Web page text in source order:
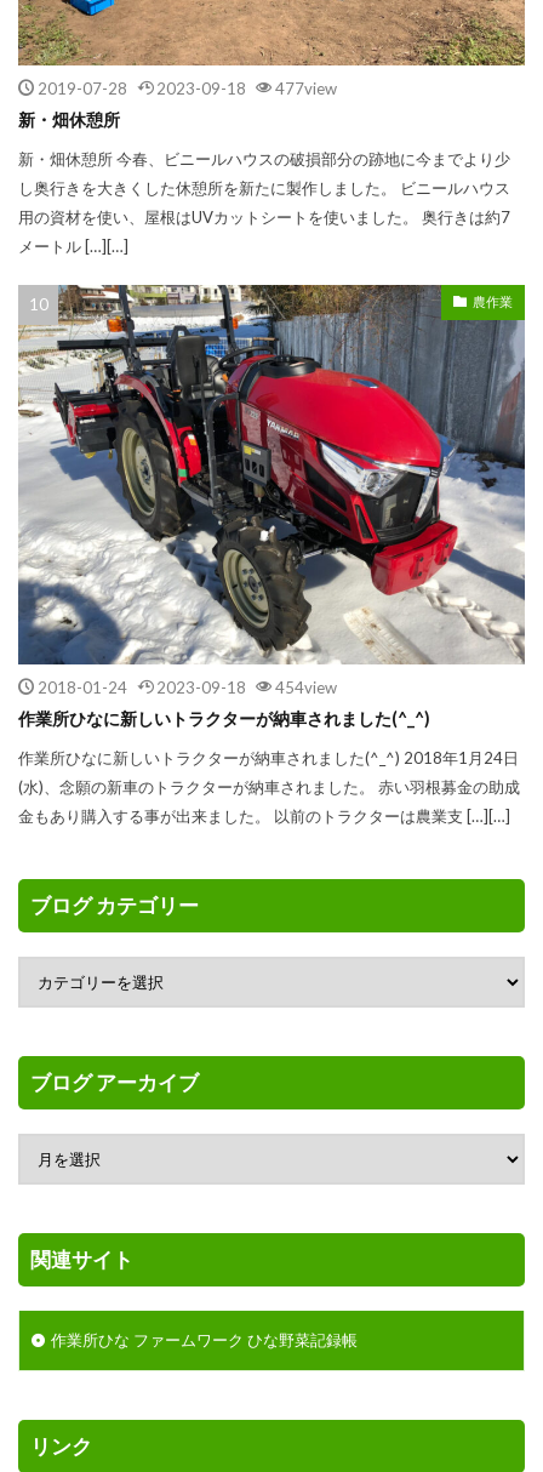
2019-07-28 2023-09-18 477view
新・畑休憩所
新・畑休憩所 今春、ビニールハウスの破損部分の跡地に今までより少
し奥行きを大きくした休憩所を新たに製作しました。 ビニールハウス
用の資材を使い、屋根はUVカットシートを使いました。 奥行きは約7
メートル […][…]
農作業
2018-01-24 2023-09-18 454view
作業所ひなに新しいトラクターが納車されました(^_^)
作業所ひなに新しいトラクターが納車されました(^_^) 2018年1月24日
(水)、念願の新車のトラクターが納車されました。 赤い羽根募金の助成
金もあり購入する事が出来ました。 以前のトラクターは農業支 […][…]
ブログ カテゴリー
ブログ アーカイブ
関連サイト
作業所ひな ファームワーク ひな野菜記録帳
リンク